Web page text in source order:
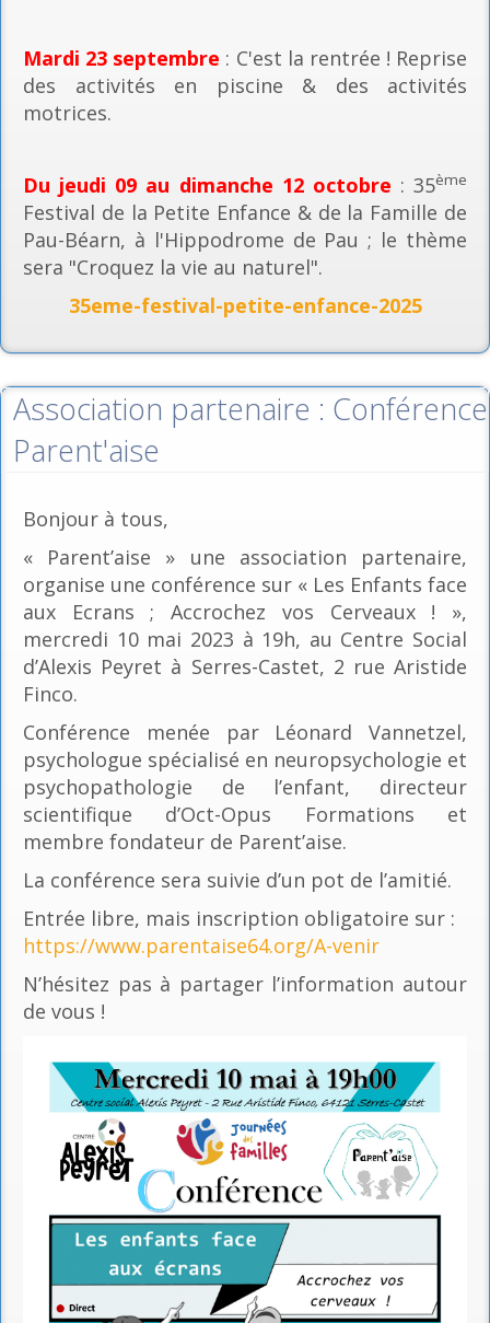
Mardi 23 septembre : C'est la rentrée ! Reprise
des activités en piscine & des activités
motrices.
Du jeudi 09 au dimanche 12 octobre : 35ème
Festival de la Petite Enfance & de la Famille de
Pau-Béarn, à l'Hippodrome de Pau ; le thème
sera "Croquez la vie au naturel".
35eme-festival-petite-enfance-2025
Association partenaire : Conférence
Parent'aise
Bonjour à tous,
« Parent’aise » une association partenaire,
organise une conférence sur « Les Enfants face
aux Ecrans ; Accrochez vos Cerveaux ! »,
mercredi 10 mai 2023 à 19h, au Centre Social
d’Alexis Peyret à Serres-Castet, 2 rue Aristide
Finco.
Conférence menée par Léonard Vannetzel,
psychologue spécialisé en neuropsychologie et
psychopathologie de l’enfant, directeur
scientifique d’Oct-Opus Formations et
membre fondateur de Parent’aise.
La conférence sera suivie d’un pot de l’amitié.
Entrée libre, mais inscription obligatoire sur :
https://www.parentaise64.org/A-venir
N’hésitez pas à partager l’information autour
de vous !